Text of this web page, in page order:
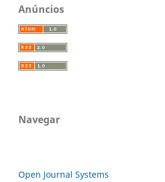
Anúncios
Navegar
Open Journal Systems